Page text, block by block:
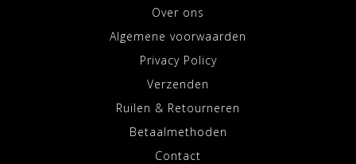
Over ons
Algemene voorwaarden
Privacy Policy
Verzenden
Ruilen & Retourneren
Betaalmethoden
Contact